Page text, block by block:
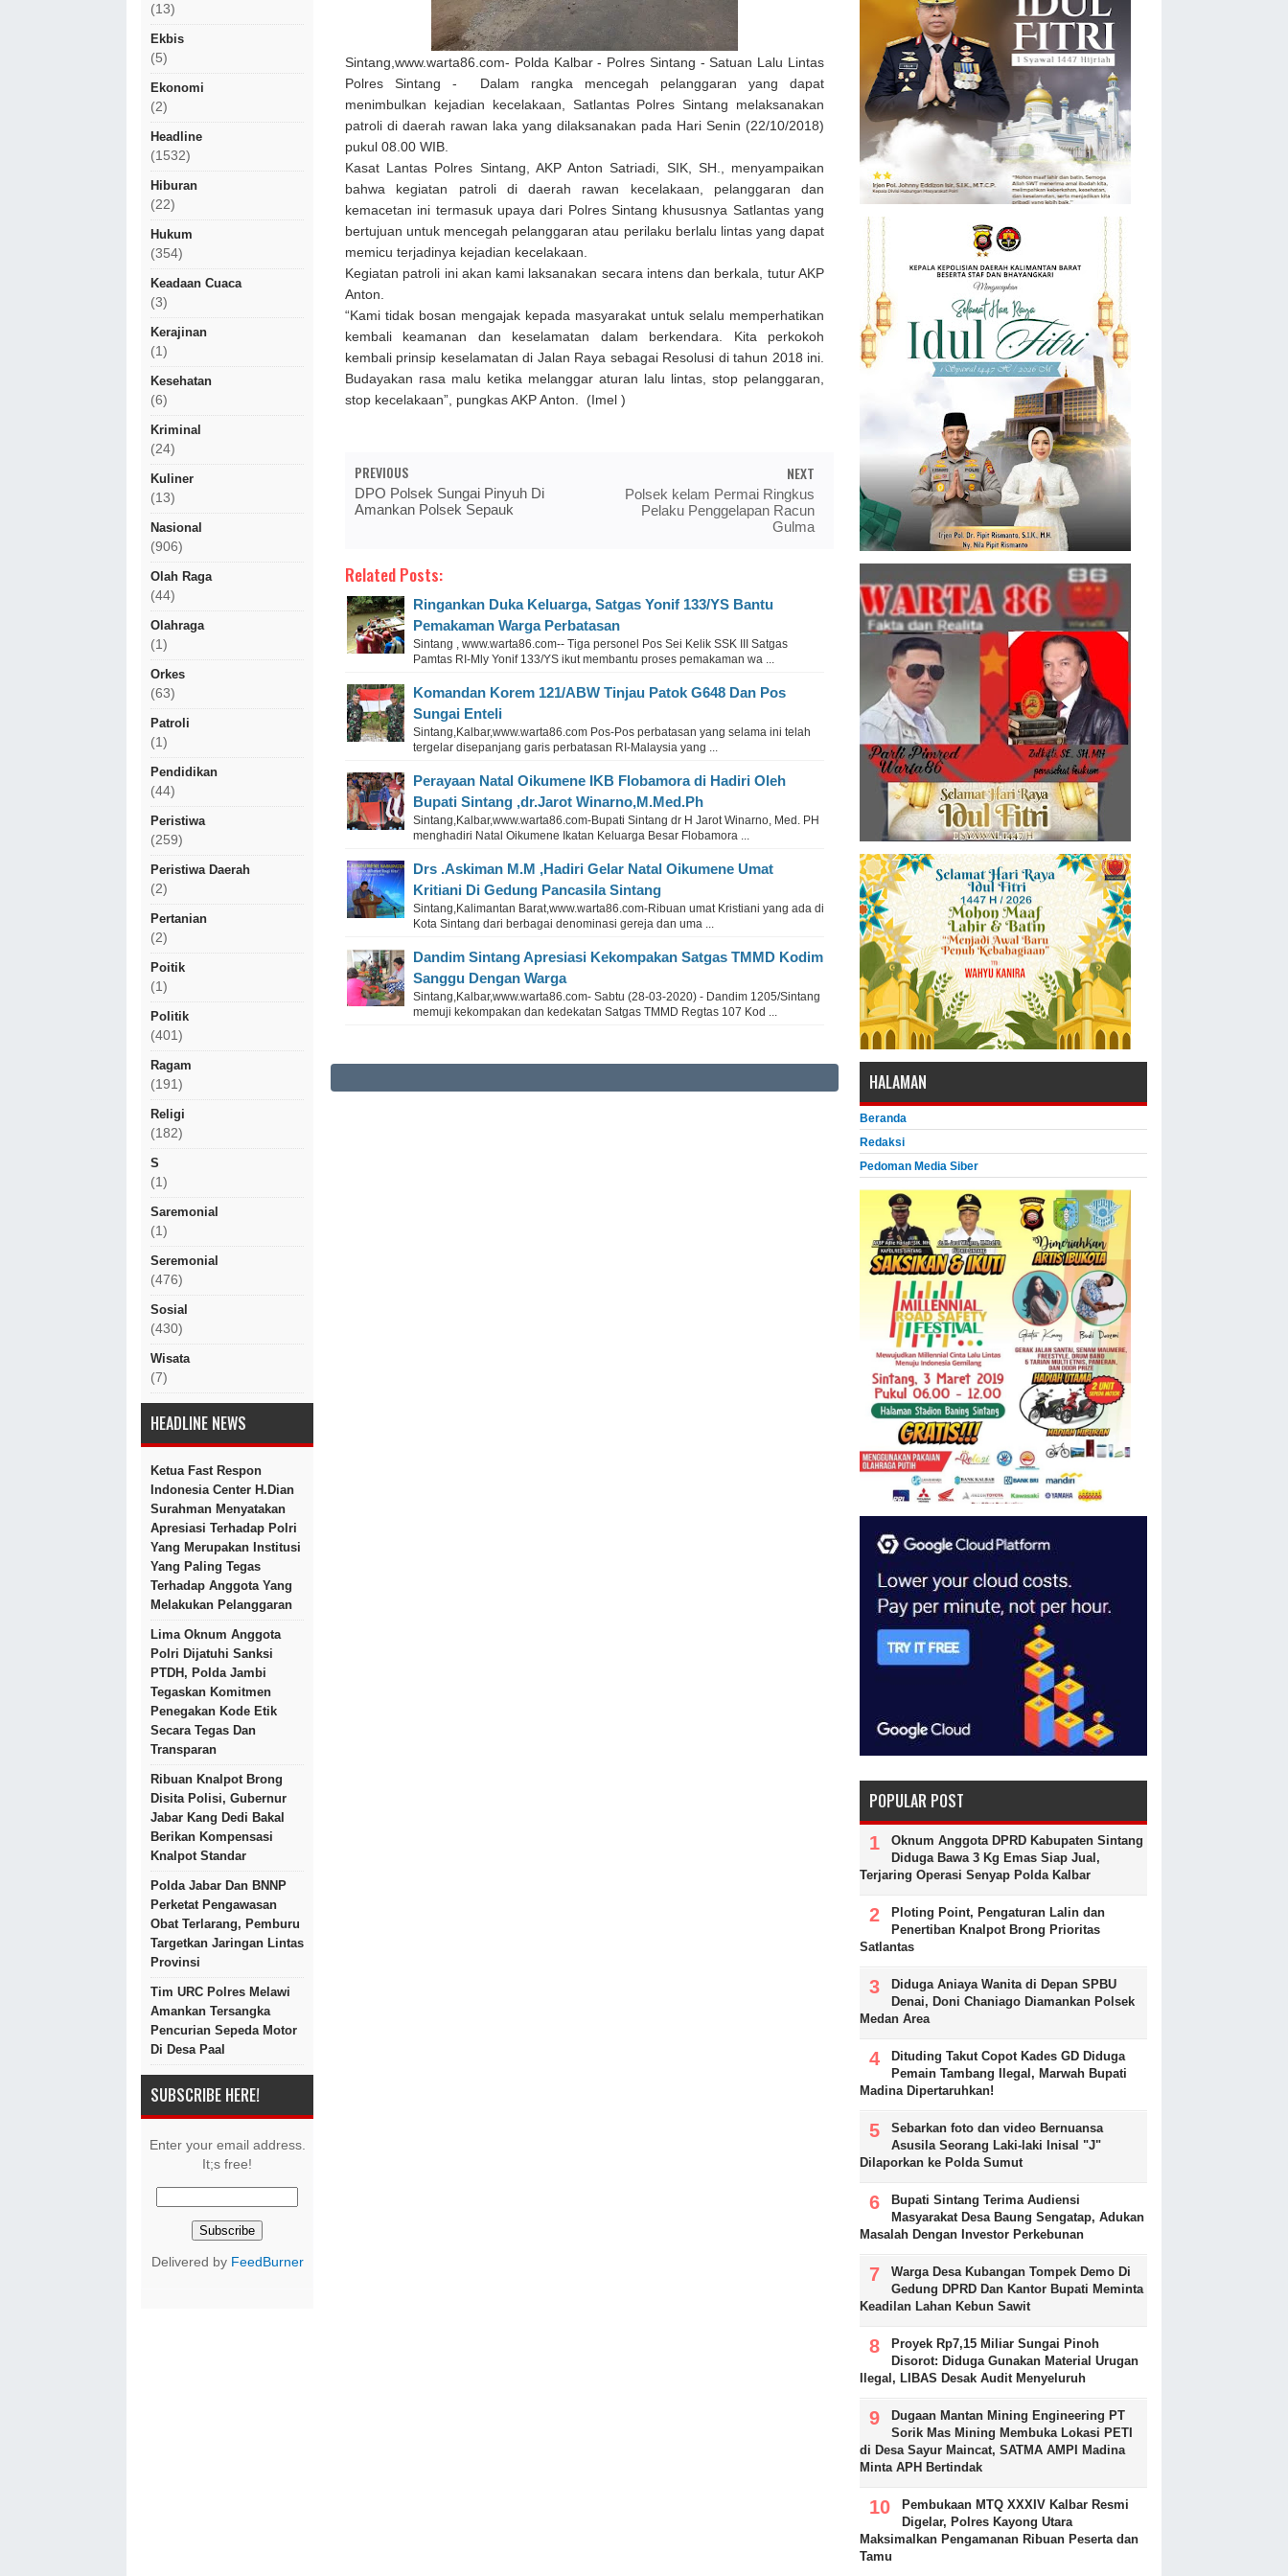
(13)
Ekbis
(5)
Ekonomi
(2)
Headline
(1532)
Hiburan
(22)
Hukum
(354)
Keadaan Cuaca
(3)
Kerajinan
(1)
Kesehatan
(6)
Kriminal
(24)
Kuliner
(13)
Nasional
(906)
Olah Raga
(44)
Olahraga
(1)
Orkes
(63)
Patroli
(1)
Pendidikan
(44)
Peristiwa
(259)
Peristiwa Daerah
(2)
Pertanian
(2)
Poitik
(1)
Politik
(401)
Ragam
(191)
Religi
(182)
S
(1)
Saremonial
(1)
Seremonial
(476)
Sosial
(430)
Wisata
(7)
HEADLINE NEWS
Ketua Fast Respon
Indonesia Center H.Dian
Surahman Menyatakan
Apresiasi Terhadap Polri
Yang Merupakan Institusi
Yang Paling Tegas
Terhadap Anggota Yang
Melakukan Pelanggaran
Lima Oknum Anggota
Polri Dijatuhi Sanksi
PTDH, Polda Jambi
Tegaskan Komitmen
Penegakan Kode Etik
Secara Tegas Dan
Transparan
Ribuan Knalpot Brong
Disita Polisi, Gubernur
Jabar Kang Dedi Bakal
Berikan Kompensasi
Knalpot Standar
Polda Jabar Dan BNNP
Perketat Pengawasan
Obat Terlarang, Pemburu
Targetkan Jaringan Lintas
Provinsi
Tim URC Polres Melawi
Amankan Tersangka
Pencurian Sepeda Motor
Di Desa Paal
SUBSCRIBE HERE!
Enter your email address.
It;s free!
Delivered by FeedBurner
Sintang,www.warta86.com- Polda Kalbar - Polres Sintang - Satuan Lalu Lintas
Polres Sintang - Dalam rangka mencegah pelanggaran yang dapat
menimbulkan kejadian kecelakaan, Satlantas Polres Sintang melaksanakan
patroli di daerah rawan laka yang dilaksanakan pada Hari Senin (22/10/2018)
pukul 08.00 WIB.
Kasat Lantas Polres Sintang, AKP Anton Satriadi, SIK, SH., menyampaikan
bahwa kegiatan patroli di daerah rawan kecelakaan, pelanggaran dan
kemacetan ini termasuk upaya dari Polres Sintang khususnya Satlantas yang
bertujuan untuk mencegah pelanggaran atau perilaku berlalu lintas yang dapat
memicu terjadinya kejadian kecelakaan.
Kegiatan patroli ini akan kami laksanakan secara intens dan berkala, tutur AKP
Anton.
“Kami tidak bosan mengajak kepada masyarakat untuk selalu memperhatikan
kembali keamanan dan keselamatan dalam berkendara. Kita perkokoh
kembali prinsip keselamatan di Jalan Raya sebagai Resolusi di tahun 2018 ini.
Budayakan rasa malu ketika melanggar aturan lalu lintas, stop pelanggaran,
stop kecelakaan”, pungkas AKP Anton. (Imel )
PREVIOUS
DPO Polsek Sungai Pinyuh Di
Amankan Polsek Sepauk
NEXT
Polsek kelam Permai Ringkus
Pelaku Penggelapan Racun
Gulma
Related Posts:
Ringankan Duka Keluarga, Satgas Yonif 133/YS Bantu
Pemakaman Warga Perbatasan
Sintang , www.warta86.com-- Tiga personel Pos Sei Kelik SSK III Satgas
Pamtas RI-Mly Yonif 133/YS ikut membantu proses pemakaman wa ...
Komandan Korem 121/ABW Tinjau Patok G648 Dan Pos
Sungai Enteli
Sintang,Kalbar,www.warta86.com Pos-Pos perbatasan yang selama ini telah
tergelar disepanjang garis perbatasan RI-Malaysia yang ...
Perayaan Natal Oikumene IKB Flobamora di Hadiri Oleh
Bupati Sintang ,dr.Jarot Winarno,M.Med.Ph
Sintang,Kalbar,www.warta86.com-Bupati Sintang dr H Jarot Winarno, Med. PH
menghadiri Natal Oikumene Ikatan Keluarga Besar Flobamora ...
Drs .Askiman M.M ,Hadiri Gelar Natal Oikumene Umat
Kritiani Di Gedung Pancasila Sintang
Sintang,Kalimantan Barat,www.warta86.com-Ribuan umat Kristiani yang ada di
Kota Sintang dari berbagai denominasi gereja dan uma ...
Dandim Sintang Apresiasi Kekompakan Satgas TMMD Kodim
Sanggu Dengan Warga
Sintang,Kalbar,www.warta86.com- Sabtu (28-03-2020) - Dandim 1205/Sintang
memuji kekompakan dan kedekatan Satgas TMMD Regtas 107 Kod ...
HALAMAN
Beranda
Redaksi
Pedoman Media Siber
POPULAR POST
Oknum Anggota DPRD Kabupaten Sintang
Diduga Bawa 3 Kg Emas Siap Jual,
Terjaring Operasi Senyap Polda Kalbar
Ploting Point, Pengaturan Lalin dan
Penertiban Knalpot Brong Prioritas
Satlantas
Diduga Aniaya Wanita di Depan SPBU
Denai, Doni Chaniago Diamankan Polsek
Medan Area
Dituding Takut Copot Kades GD Diduga
Pemain Tambang Ilegal, Marwah Bupati
Madina Dipertaruhkan!
Sebarkan foto dan video Bernuansa
Asusila Seorang Laki-laki Inisal "J"
Dilaporkan ke Polda Sumut
Bupati Sintang Terima Audiensi
Masyarakat Desa Baung Sengatap, Adukan
Masalah Dengan Investor Perkebunan
Warga Desa Kubangan Tompek Demo Di
Gedung DPRD Dan Kantor Bupati Meminta
Keadilan Lahan Kebun Sawit
Proyek Rp7,15 Miliar Sungai Pinoh
Disorot: Diduga Gunakan Material Urugan
Ilegal, LIBAS Desak Audit Menyeluruh
Dugaan Mantan Mining Engineering PT
Sorik Mas Mining Membuka Lokasi PETI
di Desa Sayur Maincat, SATMA AMPI Madina
Minta APH Bertindak
Pembukaan MTQ XXXIV Kalbar Resmi
Digelar, Polres Kayong Utara
Maksimalkan Pengamanan Ribuan Peserta dan
Tamu